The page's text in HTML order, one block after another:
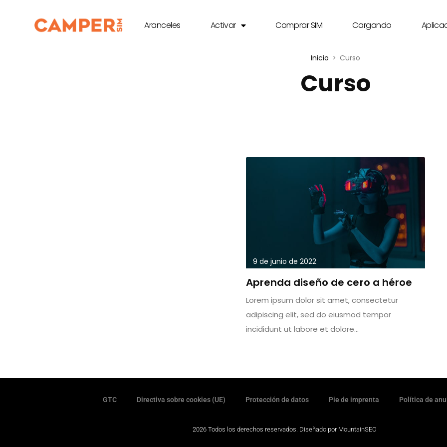
Aranceles Activar Comprar SIM Cargando
Inicio Curso
Curso
9 de junio de 2022
Aprenda diseño de cero a héroe
Lorem ipsum dolor sit amet, consectetur
adipiscing elit, sed do eiusmod tempor
incididunt ut labore et dolore...
GTC Directiva sobre cookies (UE) Protección de datos Pie de imprenta Política de
2026 Todos los derechos reservados. Diseñado por MountainSEO